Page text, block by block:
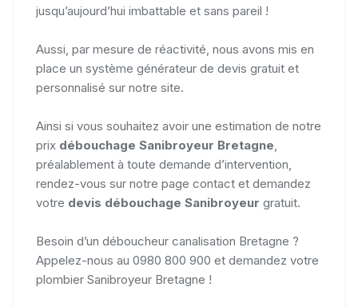
jusqu’aujourd’hui imbattable et sans pareil !
Aussi, par mesure de réactivité, nous avons mis en
place un système générateur de devis gratuit et
personnalisé sur notre site.
Ainsi si vous souhaitez avoir une estimation de notre
prix débouchage Sanibroyeur Bretagne
préalablement à toute demande d’intervention,
rendez-vous sur notre page contact et demandez
votre devis débouchage Sanibroyeur gratuit.
Besoin d’un déboucheur canalisation Bretagne ?
Appelez-nous au 0980 800 900 et demandez votre
plombier Sanibroyeur Bretagne !